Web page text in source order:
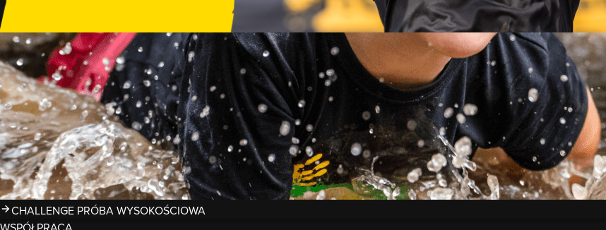
ZDJĘCIA
KALENDARZ 2026
WYNIKI
LIGA RUNMAGEDDON 2026
SUPERLIGA RUNMAGEDDON 2026
SUPERLIGA RMG KIDS 2026
KWALIFIKACJE DO MISTRZOSTW EUROPY I ŚWIATA OCR
TROFEA
LEGENDY RUNMAGEDDON
MAGAZYN
CHALLENGE PRÓBA WYSOKOŚCIOWA